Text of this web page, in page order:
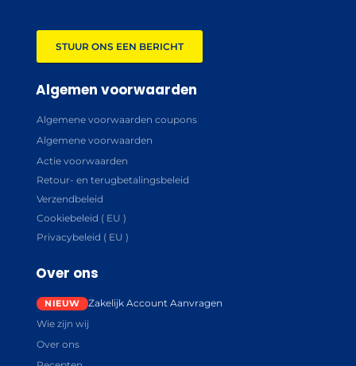
STUUR ONS EEN BERICHT
Algemen voorwaarden
Algemene voorwaarden coupons
Algemene voorwaarden
Actie voorwaarden
Retour- en terugbetalingsbeleid
Verzendbeleid
Cookiebeleid ( EU )
Privacybeleid ( EU )
Over ons
Zakelijk Account Aanvragen
Wie zijn wij
Over ons